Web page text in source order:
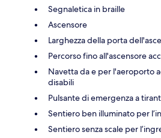
Segnaletica in braille
Ascensore
Larghezza della porta
Percorso fino all'ascensore
Navetta da e per l'aeroporto
disabili
Pulsante di emergenza a
Sentiero ben illuminato per
Sentiero senza scale per